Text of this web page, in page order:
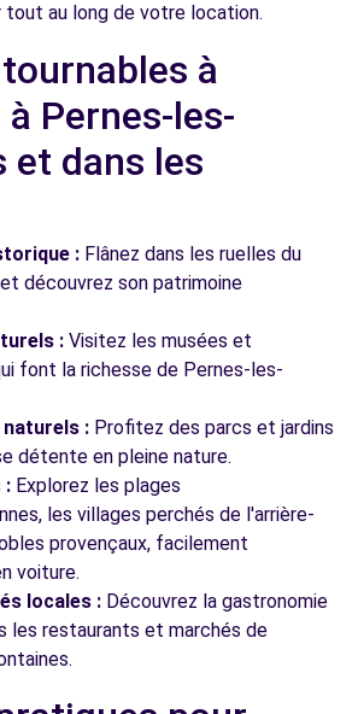
tout au long de votre location.
à
Pernes-les-
et dans les
: Flânez dans les ruelles du
découvrez son patrimoine
: Visitez les musées et
font la richesse de Pernes-les-
naturels : Profitez des parcs et jardins
détente en pleine nature.
: Explorez les plages
les villages perchés de l'arrière-
provençaux, facilement
voiture.
locales : Découvrez la gastronomie
les restaurants et marchés de